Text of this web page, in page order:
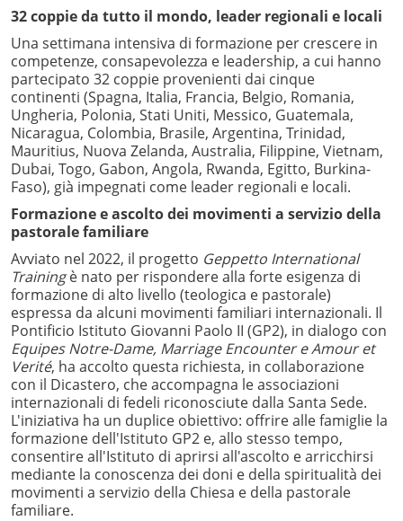
32 coppie da tutto il mondo, leader regionali e locali
Una settimana intensiva di formazione per crescere in
competenze, consapevolezza e leadership, a cui hanno
partecipato 32 coppie provenienti dai cinque
continenti (Spagna, Italia, Francia, Belgio, Romania,
Ungheria, Polonia, Stati Uniti, Messico, Guatemala,
Nicaragua, Colombia, Brasile, Argentina, Trinidad,
Mauritius, Nuova Zelanda, Australia, Filippine, Vietnam,
Dubai, Togo, Gabon, Angola, Rwanda, Egitto, Burkina-
Faso), già impegnati come leader regionali e locali.
Formazione e ascolto dei movimenti a servizio della
pastorale familiare
Avviato nel 2022, il progetto Geppetto International
Trainingè nato per rispondere alla forte esigenza di
formazione di alto livello (teologica e pastorale)
espressa da alcuni movimenti familiari internazionali. Il
Pontificio Istituto Giovanni Paolo II (GP2), in dialogo con
Equipes Notre-Dame, Marriage Encounter e Amour et
Verité, ha accolto questa richiesta, in collaborazione
con il Dicastero, che accompagna le associazioni
internazionali di fedeli riconosciute dalla Santa Sede.
L'iniziativa ha un duplice obiettivo: offrire alle famiglie la
formazione dell'Istituto GP2 e, allo stesso tempo,
consentire all'Istituto di aprirsi all'ascolto e arricchirsi
mediante la conoscenza dei doni e della spiritualità dei
movimenti a servizio della Chiesa e della pastorale
familiare.